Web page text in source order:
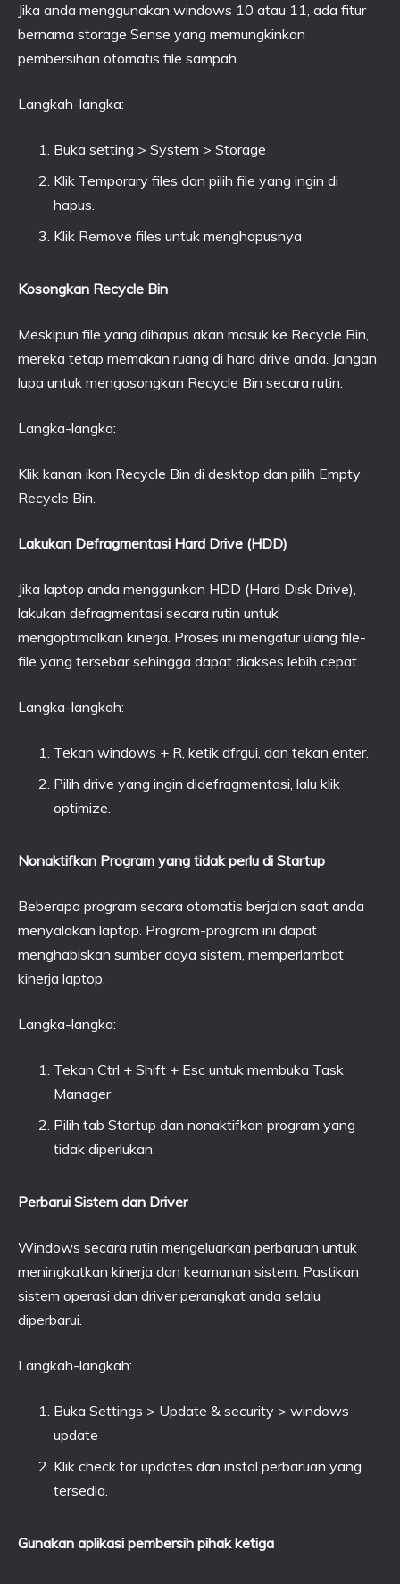
Jika anda menggunakan windows 10 atau 11, ada fitur
bernama storage Sense yang memungkinkan
pembersihan otomatis file sampah.
Langkah-langka:
Buka setting > System > Storage
Klik Temporary files dan pilih file yang ingin di
hapus.
Klik Remove files untuk menghapusnya
Kosongkan Recycle Bin
Meskipun file yang dihapus akan masuk ke Recycle Bin,
mereka tetap memakan ruang di hard drive anda. Jangan
lupa untuk mengosongkan Recycle Bin secara rutin.
Langka-langka:
Klik kanan ikon Recycle Bin di desktop dan pilih Empty
Recycle Bin.
Lakukan Defragmentasi Hard Drive (HDD)
Jika laptop anda menggunkan HDD (Hard Disk Drive),
lakukan defragmentasi secara rutin untuk
mengoptimalkan kinerja. Proses ini mengatur ulang file-
file yang tersebar sehingga dapat diakses lebih cepat.
Langka-langkah:
Tekan windows + R, ketik dfrgui, dan tekan enter.
Pilih drive yang ingin didefragmentasi, lalu klik
optimize.
Nonaktifkan Program yang tidak perlu di Startup
Beberapa program secara otomatis berjalan saat anda
menyalakan laptop. Program-program ini dapat
menghabiskan sumber daya sistem, memperlambat
kinerja laptop.
Langka-langka:
Tekan Ctrl + Shift + Esc untuk membuka Task
Manager
Pilih tab Startup dan nonaktifkan program yang
tidak diperlukan.
Perbarui Sistem dan Driver
Windows secara rutin mengeluarkan perbaruan untuk
meningkatkan kinerja dan keamanan sistem. Pastikan
sistem operasi dan driver perangkat anda selalu
diperbarui.
Langkah-langkah:
Buka Settings > Update & security > windows
update
Klik check for updates dan instal perbaruan yang
tersedia.
Gunakan aplikasi pembersih pihak ketiga